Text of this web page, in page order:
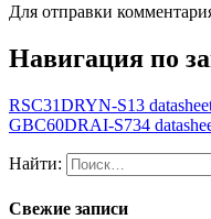
Для отправки
Навигация по
RSC31DRYN-S13
GBC60DRAI-S734
Найти:
Свежие записи